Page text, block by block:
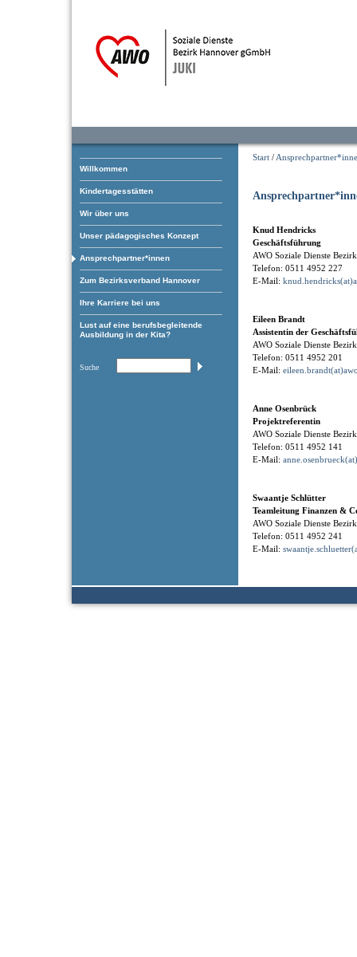
Willkommen
Kindertagesstätten
Wir über uns
Unser pädagogisches Konzept
Ansprechpartner*innen
Zum Bezirksverband Hannover
Ihre Karriere bei uns
Lust auf eine berufsbegleitende
Ausbildung in der Kita?
Suche
Start /
Knud Hendricks
Geschäftsführung
AWO Soziale Dienste
Telefon: 0511 4952 227
E-Mail:
Eileen Brandt
Assistentin der
AWO Soziale Dienste
Telefon: 0511 4952 201
E-Mail:
Anne Osenbrück
Projektreferentin
AWO Soziale Dienste
Telefon: 0511 4952 141
E-Mail:
Swaantje Schlütter
Teamleitung Finanzen &
AWO Soziale Dienste
Telefon: 0511 4952 241
E-Mail: